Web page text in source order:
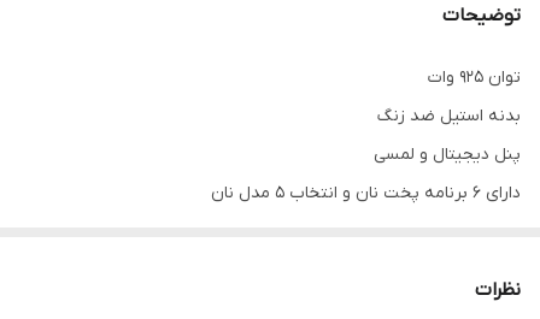
توضیحات
توان 925 وات
بدنه استیل ضد زنگ
پنل دیجیتال و لمسی
دارای 6 برنامه پخت نان و انتخاب 5 مدل نان
نظرات